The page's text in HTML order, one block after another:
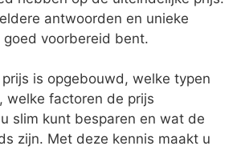
antwoorden en unieke
voorbereid bent.
is opgebouwd, welke typen
welke factoren de prijs
slim kunt besparen en wat de
zijn. Met deze kennis maakt u